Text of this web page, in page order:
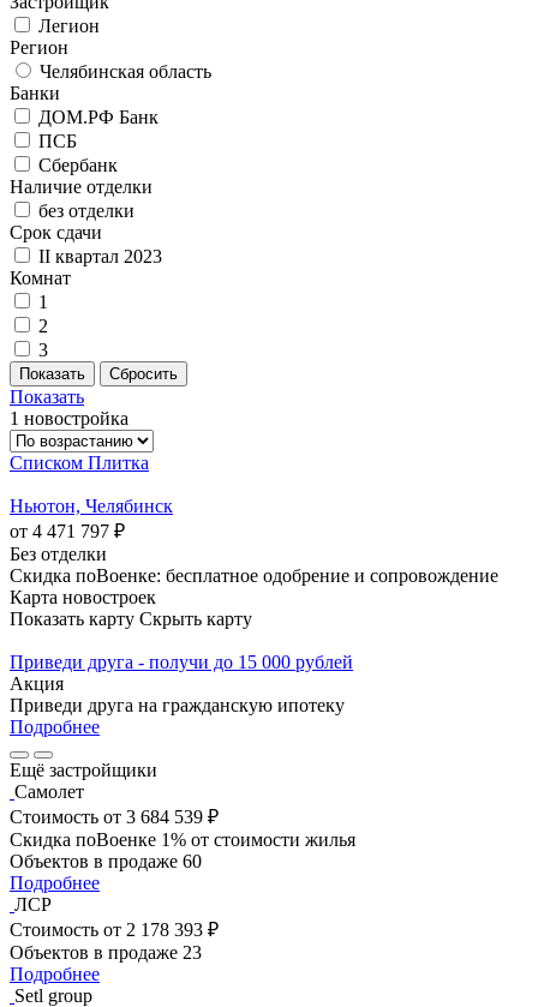
Легион
Регион
Челябинская область
Банки
ДОМ.РФ Банк
ПСБ
Сбербанк
Наличие отделки
без отделки
Срок сдачи
II квартал 2023
Комнат
1
2
3
Показать
1 новостройка
Списком Плитка
Ньютон, Челябинск
от 4 471 797 ₽
Без отделки
Скидка поВоенке: бесплатное одобрение и сопровождение
Карта новостроек
Показать карту Скрыть карту
Приведи друга - получи до 15 000 рублей
Акция
Приведи друга на гражданскую ипотеку
Подробнее
Ещё застройщики
Самолет
Стоимость от 3 684 539 ₽
Скидка поВоенке 1% от стоимости жилья
Объектов в продаже 60
Подробнее
ЛСР
Стоимость от 2 178 393 ₽
Объектов в продаже 23
Подробнее
Setl group